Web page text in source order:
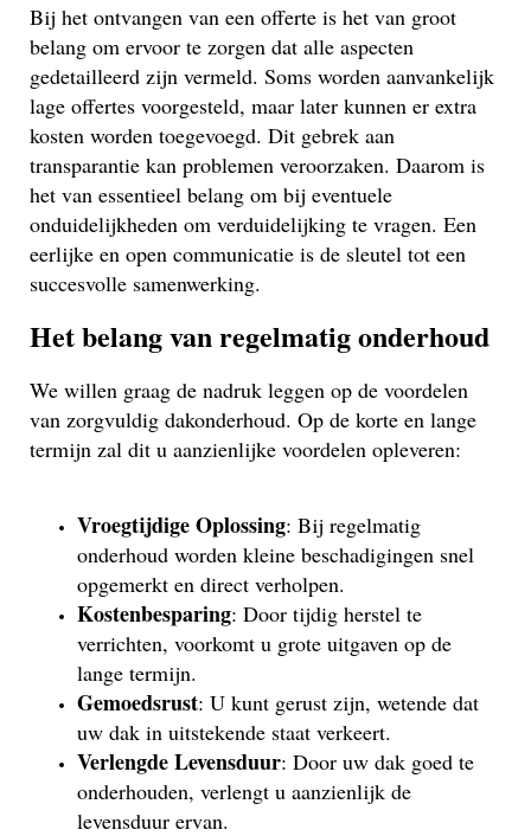
Bij het ontvangen van een offerte is het van groot
belang om ervoor te zorgen dat alle aspecten
gedetailleerd zijn vermeld. Soms worden aanvankelijk
lage offertes voorgesteld, maar later kunnen er extra
kosten worden toegevoegd. Dit gebrek aan
transparantie kan problemen veroorzaken. Daarom is
het van essentieel belang om bij eventuele
onduidelijkheden om verduidelijking te vragen. Een
eerlijke en open communicatie is de sleutel tot een
succesvolle samenwerking.
Het belang van regelmatig onderhoud
We willen graag de nadruk leggen op de voordelen
van zorgvuldig dakonderhoud. Op de korte en lange
termijn zal dit u aanzienlijke voordelen opleveren:
Vroegtijdige Oplossing: Bij regelmatig
onderhoud worden kleine beschadigingen snel
opgemerkt en direct verholpen.
Kostenbesparing: Door tijdig herstel te
verrichten, voorkomt u grote uitgaven op de
lange termijn.
Gemoedsrust: U kunt gerust zijn, wetende dat
uw dak in uitstekende staat verkeert.
Verlengde Levensduur: Door uw dak goed te
onderhouden, verlengt u aanzienlijk de
levensduur ervan.